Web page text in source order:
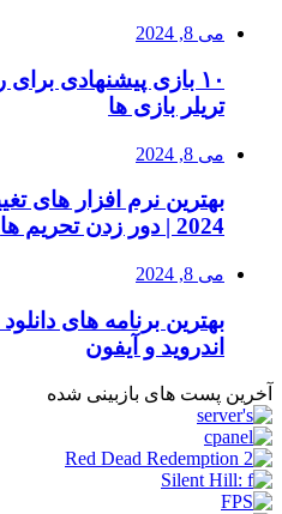
می 8, 2024
تریلر بازی ها
می 8, 2024
بهترین نرم افزار های
2024 | دور زدن تحریم ها
می 8, 2024
اندروید و آیفون
آخرین پست های بازبینی شده